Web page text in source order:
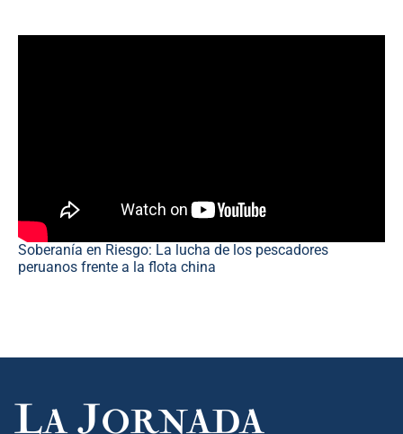
Soberanía en Riesgo: La lucha de los pescadores
peruanos frente a la flota china